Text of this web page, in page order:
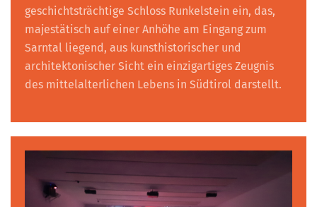
geschichtsträchtige Schloss Runkelstein ein, das,
majestätisch auf einer Anhöhe am Eingang zum
Sarntal liegend, aus kunsthistorischer und
architektonischer Sicht ein einzigartiges Zeugnis
des mittelalterlichen Lebens in Südtirol darstellt.